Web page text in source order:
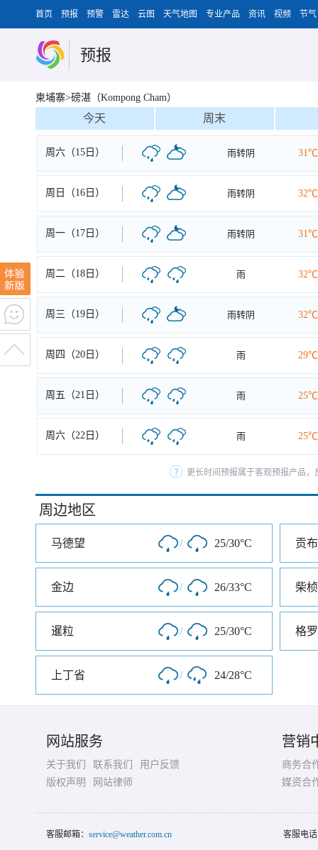
首页 预报 预警 雷达 云图 天气地图 专业产品 资讯 视频 节气
预报
柬埔寨>磅湛（Kompong Cham）
今天 周末
周六（15日） 雨转阴 31℃
周日（16日） 雨转阴 32℃
周一（17日） 雨转阴 31℃
周二（18日） 雨 32℃
周三（19日） 雨转阴 32℃
周四（20日） 雨 29℃
周五（21日） 雨 25℃
周六（22日） 雨 25℃
更长时间预报属于客观预报产品
周边地区
马德望 / 25/30°C 贡布
金边 / 26/33°C 柴桢
暹粒 / 25/30°C 格
上丁省 / 24/28°C
网站服务
关于我们 联系我们
用户反馈
版权声明
网站律师
营销
商务合
媒资合
客服邮箱： service@weather.com.cn 客服电